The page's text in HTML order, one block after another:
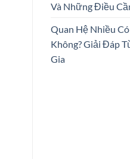
Và Những Điều
Quan Hệ Nhiều Có
Không? Giải Đáp
Gia